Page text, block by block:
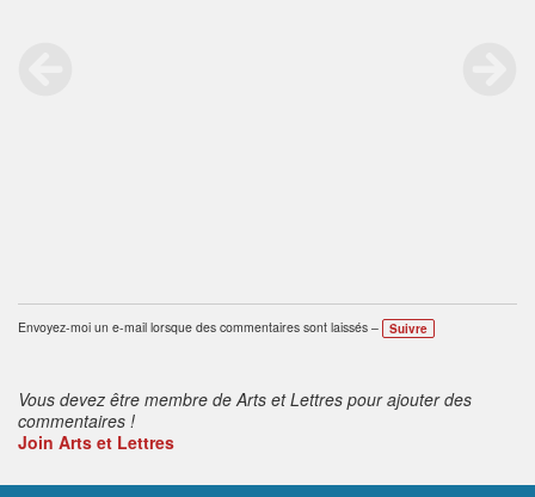
Envoyez-moi un e-mail lorsque des commentaires sont laissés – Suivre
Vous devez être membre de Arts et Lettres pour ajouter des
commentaires !
Join Arts et Lettres